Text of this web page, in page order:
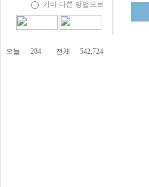
기타 다른 방법으로
오늘 284 전체 542,724